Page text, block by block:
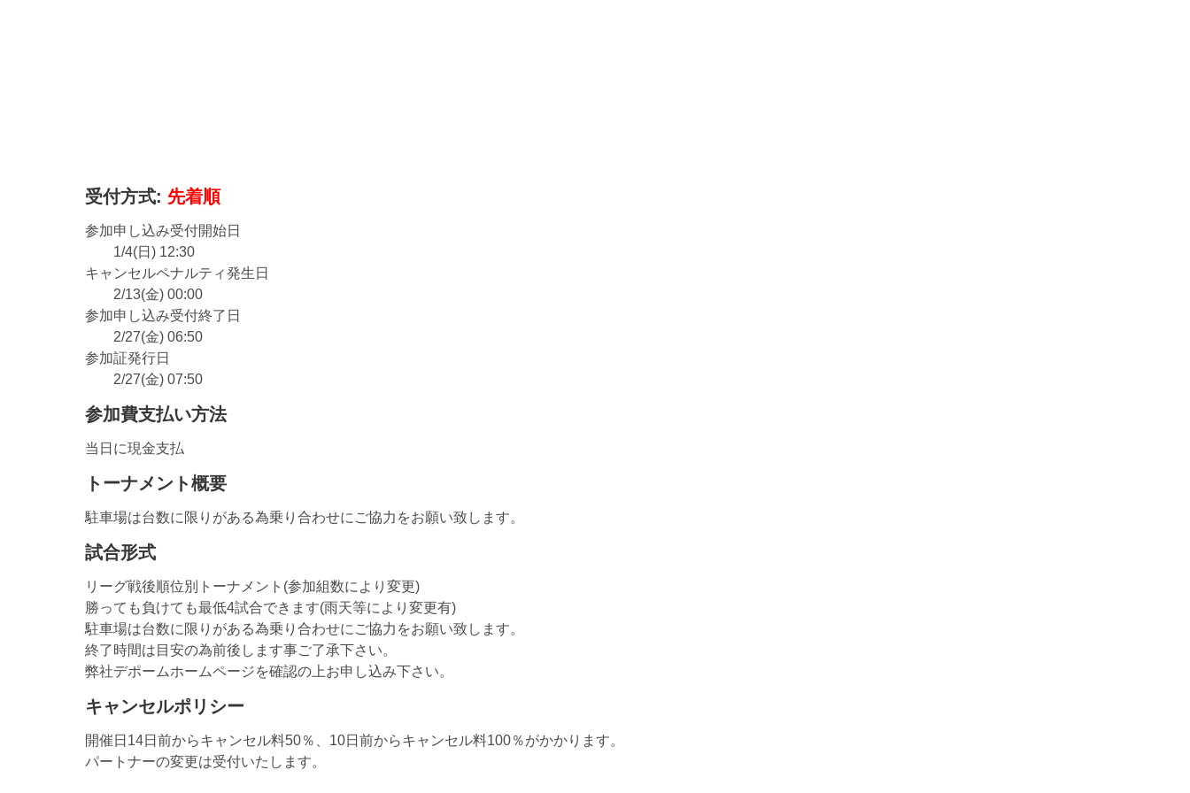
受付方式: 先着順
参加申し込み受付開始日
1/4(日) 12:30
キャンセルペナルティ発生日
2/13(金) 00:00
参加申し込み受付終了日
2/27(金) 06:50
参加証発行日
2/27(金) 07:50
参加費支払い方法
当日に現金支払
トーナメント概要
駐車場は台数に限りがある為乗り合わせにご協力をお願い致します。
試合形式
リーグ戦後順位別トーナメント(参加組数により変更)
勝っても負けても最低4試合できます(雨天等により変更有)
駐車場は台数に限りがある為乗り合わせにご協力をお願い致します。
終了時間は目安の為前後します事ご了承下さい。
弊社デポームホームページを確認の上お申し込み下さい。
キャンセルポリシー
開催日14日前からキャンセル料50％、10日前からキャンセル料100％がかかります。
パートナーの変更は受付いたします。